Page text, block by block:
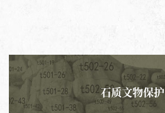
石质文物保护